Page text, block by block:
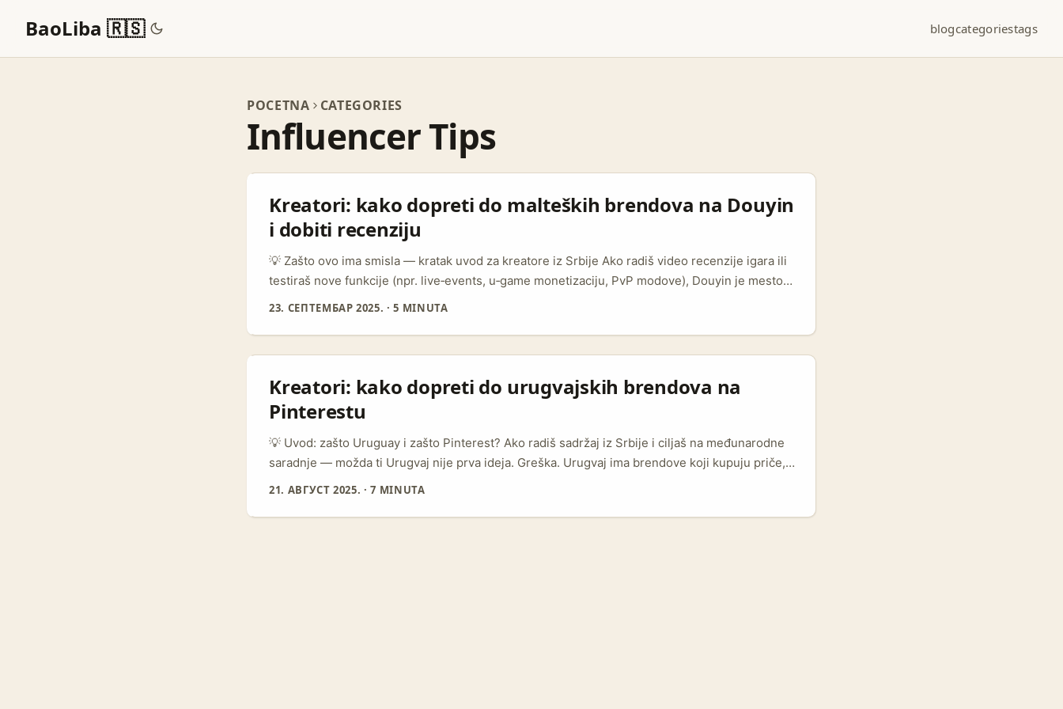
BaoLiba 🇷🇸 blogcategoriestags
POCETNA CATEGORIES
Influencer Tips
Kreatori: kako dopreti do malteških brendova na Douyin
i dobiti recenziju
💡 Zašto ovo ima smisla — kratak uvod za kreatore iz Srbije Ako radiš video recenzije igara ili
testiraš nove funkcije (npr. live‑events, u‑game monetizaciju, PvP modove), Douyin je mesto
gde brendovi iz Malte često prvo testiraju vizuelne kampanje i short‑form primere. Malta je
viralni prikaz funkcionalnosti i UX‑a kroz kreatore. (Referenca iz ugrađenih zapažanja o Malti u
referentnom materijalu.) ...
23. СЕПТЕМБАР 2025. ·5 MINUTA
Kreatori: kako dopreti do urugvajskih brendova na
Pinterestu
💡 Uvod: zašto Uruguay i zašto Pinterest? Ako radiš sadržaj iz Srbije i ciljaš na međunarodne
saradnje — možda ti Urugvaj nije prva ideja. Greška. Urugvaj ima brendove koji kupuju priče,
vole autentičnost i često eksperimentišu sa vizuelnim kanalima. Iz perspektive kreatora,
kupovine i, što je ključno, pokazuju lojalnost brendu pre nego što plate. ...
21. АВГУСТ 2025. ·7 MINUTA